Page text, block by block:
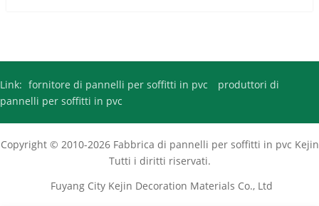
Link: fornitore di pannelli per soffitti in pvc
produttori di
pannelli per soffitti in pvc
Copyright © 2010-2026 Fabbrica di pannelli per soffitti in pvc Kejin
Tutti i diritti riservati.
Fuyang City Kejin Decoration Materials Co., Ltd